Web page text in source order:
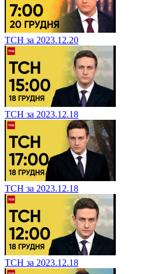
ТСН за 2023.12.20
ТСН за 2023.12.18
ТСН за 2023.12.18
ТСН за 2023.12.18